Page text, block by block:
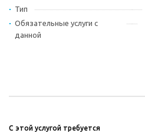
Тип
Обязательные услуги с
данной
С этой услугой требуется